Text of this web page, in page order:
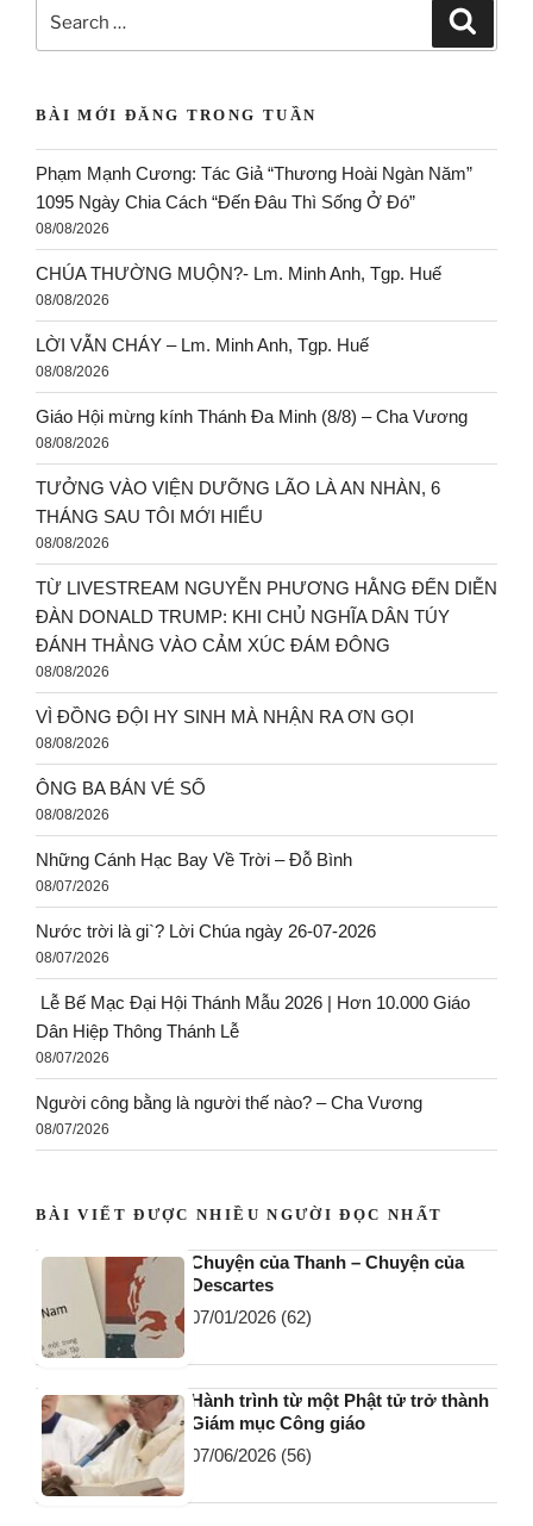
BÀI MỚI ĐĂNG TRONG TUẦN
Phạm Mạnh Cương: Tác Giả “Thương Hoài Ngàn Năm”
1095 Ngày Chia Cách “Đến Đâu Thì Sống Ở Đó”
08/08/2026
CHÚA THƯỜNG MUỘN?- Lm. Minh Anh, Tgp. Huế
08/08/2026
LỜI VẪN CHÁY – Lm. Minh Anh, Tgp. Huế
08/08/2026
Giáo Hội mừng kính Thánh Đa Minh (8/8) – Cha Vương
08/08/2026
TƯỞNG VÀO VIỆN DƯỠNG LÃO LÀ AN NHÀN, 6
THÁNG SAU TÔI MỚI HIỂU
08/08/2026
TỪ LIVESTREAM NGUYỄN PHƯƠNG HẰNG ĐẾN DIỄN
ĐÀN DONALD TRUMP: KHI CHỦ NGHĨA DÂN TÚY
ĐÁNH THẲNG VÀO CẢM XÚC ĐÁM ĐÔNG
08/08/2026
VÌ ĐỒNG ĐỘI HY SINH MÀ NHẬN RA ƠN GỌI
08/08/2026
ÔNG BA BÁN VÉ SỐ
08/08/2026
Những Cánh Hạc Bay Về Trời – Đỗ Bình
08/07/2026
Nước trời là gi`? Lời Chúa ngày 26-07-2026
08/07/2026
Lễ Bế Mạc Đại Hội Thánh Mẫu 2026 | Hơn 10.000 Giáo
Dân Hiệp Thông Thánh Lễ
08/07/2026
Người công bằng là người thế nào? – Cha Vương
08/07/2026
BÀI VIẾT ĐƯỢC NHIỀU NGƯỜI ĐỌC NHẤT
Chuyện của Thanh – Chuyện của
Descartes
07/01/2026 (62)
Hành trình từ một Phật tử trở thành
Giám mục Công giáo
07/06/2026 (56)